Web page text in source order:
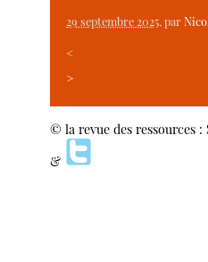
29 septembre 2025, par
<
>
© la revue des ressources
&